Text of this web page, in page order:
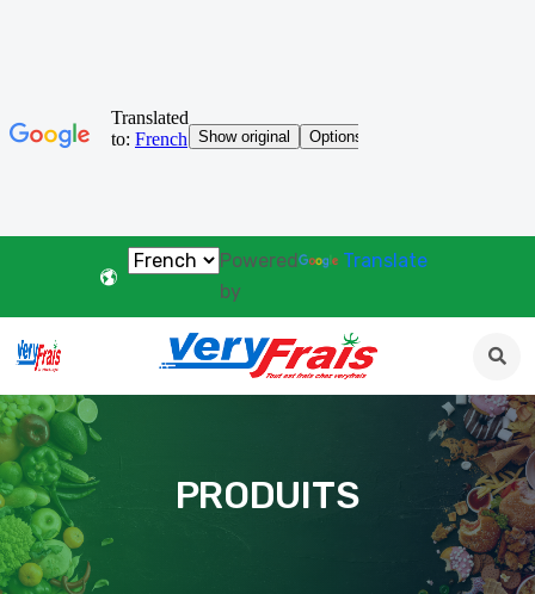
Powered
by
Translate
PRODUITS